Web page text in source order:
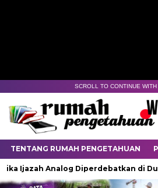
SCROLL TO CONTINUE
TENTANG RUMAH PENGETAHUAN
Ijazah Analog Diperdebatkan di